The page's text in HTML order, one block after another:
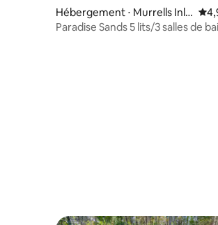
Hébergement ⋅ Murrells Inle
t
Paradise Sands 5 lits/3 salles de